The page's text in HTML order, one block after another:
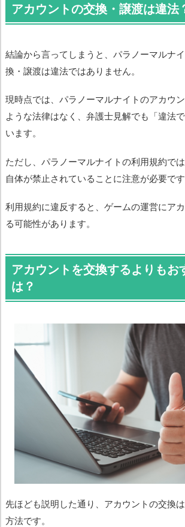
アカウントの交換・譲渡は違法
結論から言ってしまうと、パラノーマルナ
換・譲渡は違法ではありません。
現時点では、パラノーマルナイトのアカウ
ような法律はなく、弁護士見解でも「違法
います。
ただし、パラノーマルナイトの利用規約で
自体が禁止されていることに注意が必要です
利用規約に違反すると、ゲームの運営にア
る可能性があります。
アカウントを交換するよりもお
は？
先ほども説明した通り、アカウントの交換
方法です。